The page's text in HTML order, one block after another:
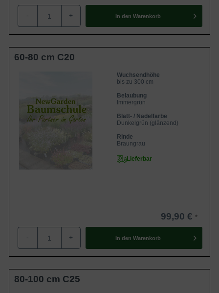
- + In den Warenkorb
60-80 cm C20
Wuchsendhöhe
bis zu 300 cm
Belaubung
Immergrün
Blatt- / Nadelfarbe
Dunkelgrün (glänzend)
Rinde
Braungrau
Lieferbar
99,90 €
- + In den Warenkorb
80-100 cm C25